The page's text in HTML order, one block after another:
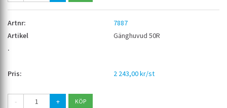
7887
Gänghuvud 50R
2 243,00 kr/st
- +